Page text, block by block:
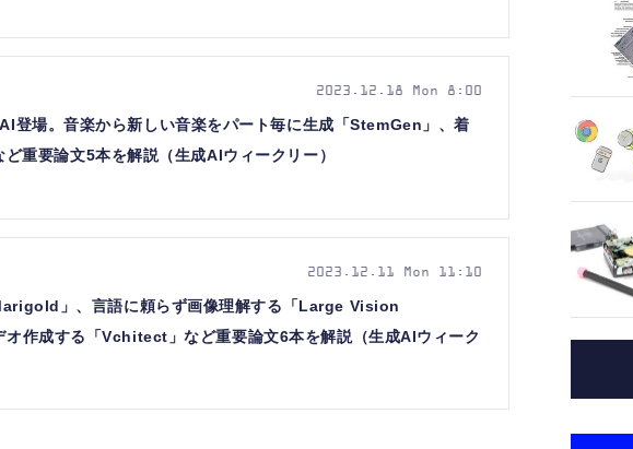
登場。音楽から新しい音楽をパート毎に生成「StemGen」、着
重要論文5本を解説（生成AIウィークリー）
2023.12.18 Mon 8:00
」、言語に頼らず画像理解する「Large Vision
作成する「Vchitect」など重要論文6本を解説（生成AIウィーク
2023.12.11 Mon 11:10